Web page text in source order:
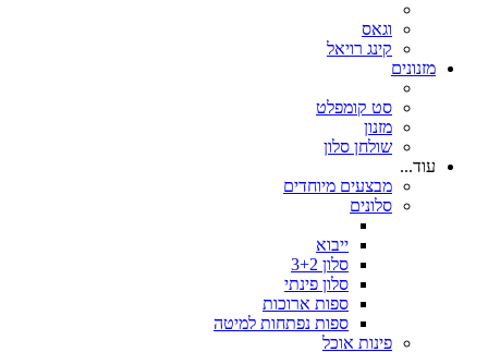
וגאס
קינג רויאל
מזנונים
סט קומפלט
מזנון
שולחן סלון
עוד...
מבצעים מיוחדים
סלונים
ייבוא
סלון 3+2
סלון פינתי
ספות ארוכות
ספות נפתחות למיטה
פינות אוכל